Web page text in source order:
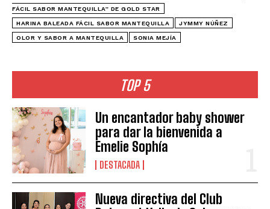
TOP 5
Un encantador baby shower
para dar la bienvenida a
Emelie Sophía
DESTACADA
Nueva directiva del Club
FÁCIL SABOR MANTEQUILLA” DE GOLD STAR
HARINA BALEADA FÁCIL SABOR MANTEQUILLA JYMMY NÚÑEZ
OLOR Y SABOR A MANTEQUILLA SONIA MEJÍA